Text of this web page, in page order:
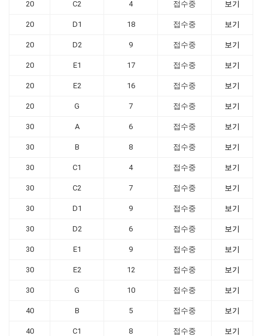
20 C2 4 접수중 보기
20 D1 18 접수중 보기
20 D2 9 접수중 보기
20 E1 17 접수중 보기
20 E2 16 접수중 보기
20 G 7 접수중 보기
30 A 6 접수중 보기
30 B 8 접수중 보기
30 C1 4 접수중 보기
30 C2 7 접수중 보기
30 D1 9 접수중 보기
30 D2 6 접수중 보기
30 E1 9 접수중 보기
30 E2 12 접수중 보기
30 G 10 접수중 보기
40 B 5 접수중 보기
40 C1 8 접수중 보기